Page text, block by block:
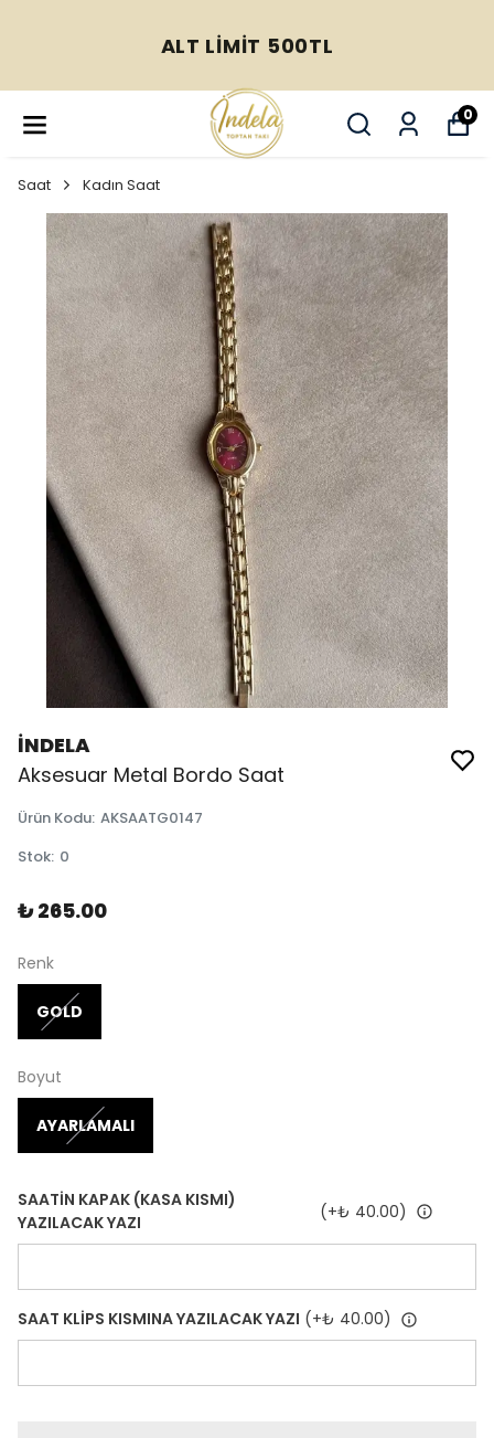
ALT LİMİT 500TL
0
Saat Kadın Saat
İNDELA
Aksesuar Metal Bordo Saat
Ürün Kodu: AKSAATG0147
Stok: 0
₺ 265.00
Renk
GOLD
Boyut
AYARLAMALI
SAATİN KAPAK (KASA KISMI)
YAZILACAK YAZI
(+₺ 40.00)
SAAT KLİPS KISMINA YAZILACAK YAZI (+₺ 40.00)